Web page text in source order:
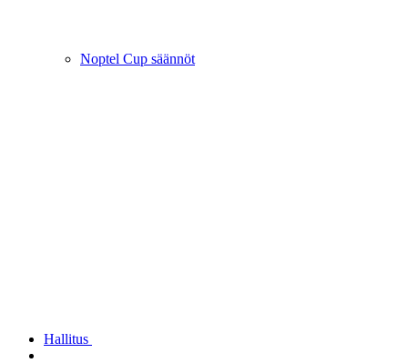
Noptel Cup säännöt
Hallitus